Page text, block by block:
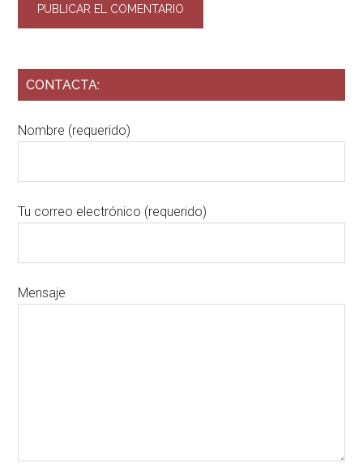
CONTACTA:
Nombre (requerido)
Tu correo electrónico (requerido)
Mensaje